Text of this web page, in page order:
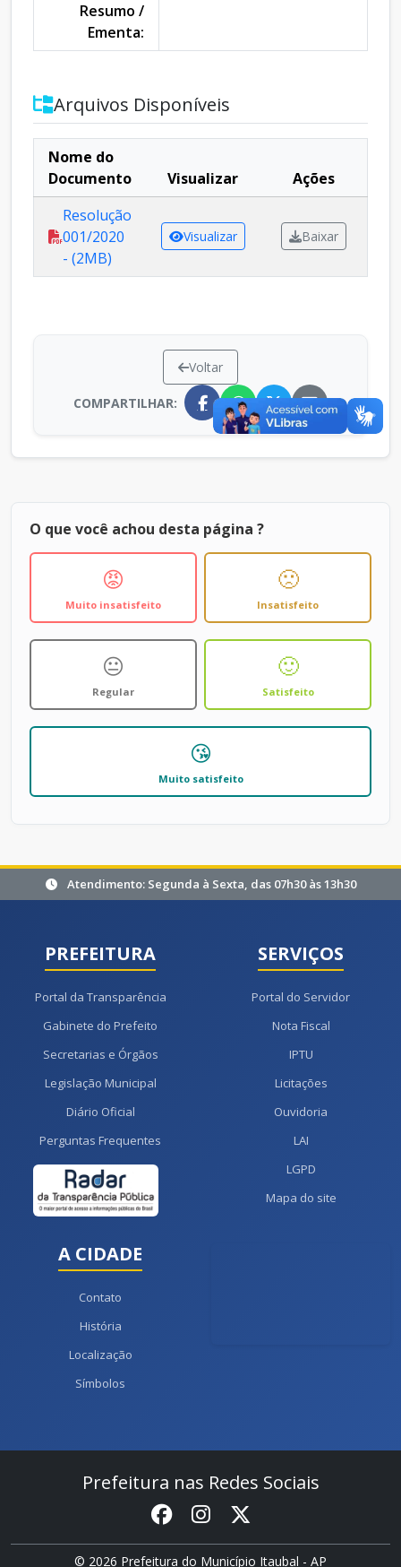
Resumo /
Ementa:
Arquivos Disponíveis
Nome do
Documento
Visualizar
Ações
Resolução
001/2020
- (2MB)
Visualizar Baixar
Voltar
COMPARTILHAR:
O que você achou desta página ?
😡
Muito insatisfeito
🙁
Insatisfeito
😐
Regular
🙂
Satisfeito
😘
Muito satisfeito
Atendimento: Segunda à Sexta, das 07h30 às 13h30
PREFEITURA
Portal da Transparência
Gabinete do Prefeito
Secretarias e Órgãos
Legislação Municipal
Diário Oficial
Perguntas Frequentes
SERVIÇOS
Portal do Servidor
Nota Fiscal
IPTU
Licitações
Ouvidoria
LAI
LGPD
Mapa do site
A CIDADE
Contato
História
Localização
Símbolos
Prefeitura nas Redes Sociais
© 2026 Prefeitura do Município Itaubal - AP